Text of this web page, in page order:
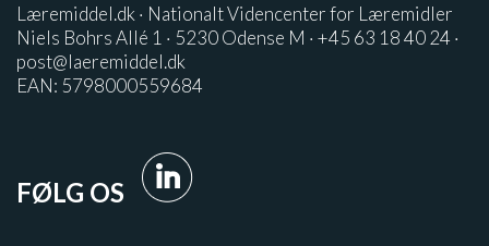
Læremiddel.dk · Nationalt Videncenter for Læremidler
Niels Bohrs Allé 1 · 5230 Odense M · +45 63 18 40 24 ·
post@laeremiddel.dk
EAN: 5798000559684
FØLG OS